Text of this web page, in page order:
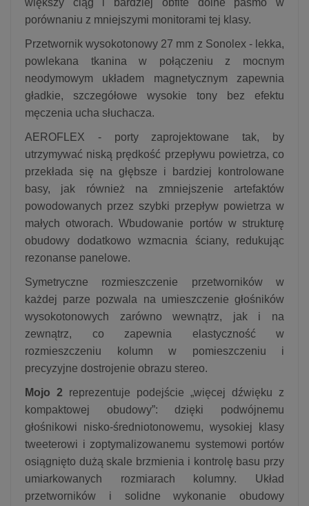
porównaniu z mniejszymi monitorami tej klasy.
Przetwornik wysokotonowy 27 mm z Sonolex - lekka,
powlekana tkanina w połączeniu z mocnym
neodymowym układem magnetycznym zapewnia
gładkie, szczegółowe wysokie tony bez efektu
męczenia ucha słuchacza.
AEROFLEX - porty zaprojektowane tak, by
utrzymywać niską prędkość przepływu powietrza, co
przekłada się na głębsze i bardziej kontrolowane
basy, jak również na zmniejszenie artefaktów
powodowanych przez szybki przepływ powietrza w
małych otworach. Wbudowanie portów w strukturę
obudowy dodatkowo wzmacnia ściany, redukując
rezonanse panelowe.
Symetryczne rozmieszczenie przetworników w
każdej parze pozwala na umieszczenie głośników
wysokotonowych zarówno wewnątrz, jak i na
zewnątrz, co zapewnia elastyczność w
rozmieszczeniu kolumn w pomieszczeniu i
precyzyjne dostrojenie obrazu stereo.
Mojo 2 reprezentuje podejście „więcej dźwięku z
kompaktowej obudowy”: dzięki podwójnemu
głośnikowi nisko-średniotonowemu, wysokiej klasy
tweeterowi i zoptymalizowanemu systemowi portów
osiągnięto dużą skale brzmienia i kontrolę basu przy
umiarkowanych rozmiarach kolumny. Układ
przetworników i solidne wykonanie obudowy